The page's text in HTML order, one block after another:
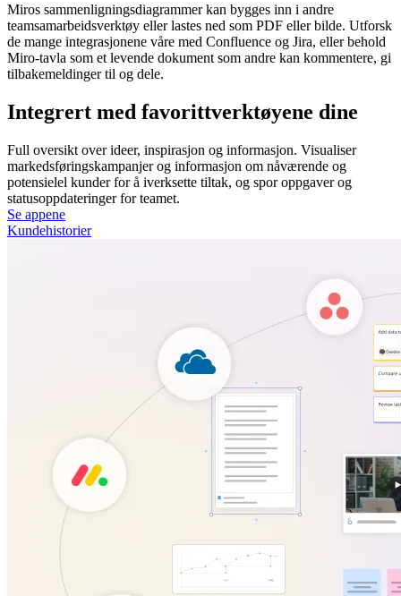
Miros sammenligningsdiagrammer kan bygges inn i andre
teamsamarbeidsverktøy eller lastes ned som PDF eller bilde. Utforsk
de mange integrasjonene våre med Confluence og Jira, eller behold
Miro-tavla som et levende dokument som andre kan kommentere, gi
tilbakemeldinger til og dele.
Integrert med favorittverktøyene dine
Full oversikt over ideer, inspirasjon og informasjon. Visualiser
markedsføringskampanjer og informasjon om nåværende og
potensielel kunder for å iverksette tiltak, og spor oppgaver og
statusoppdateringer for teamet.
Se appene
Kundehistorier